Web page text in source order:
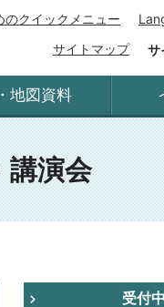
のクイックメニュー
サイトマップ
サ
地図資料
講演会
受付中